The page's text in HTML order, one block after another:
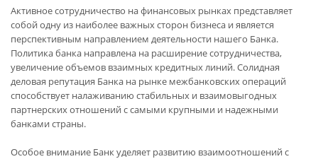
Активное сотрудничество на финансовых рынках представляет
собой одну из наиболее важных сторон бизнеса и является
перспективным направлением деятельности нашего Банка.
Политика банка направлена на расширение сотрудничества,
увеличение объемов взаимных кредитных линий. Солидная
деловая репутация Банка на рынке межбанковских операций
способствует налаживанию стабильных и взаимовыгодных
партнерских отношений с самыми крупными и надежными
банками страны.
Особое внимание Банк уделяет развитию взаимоотношений с